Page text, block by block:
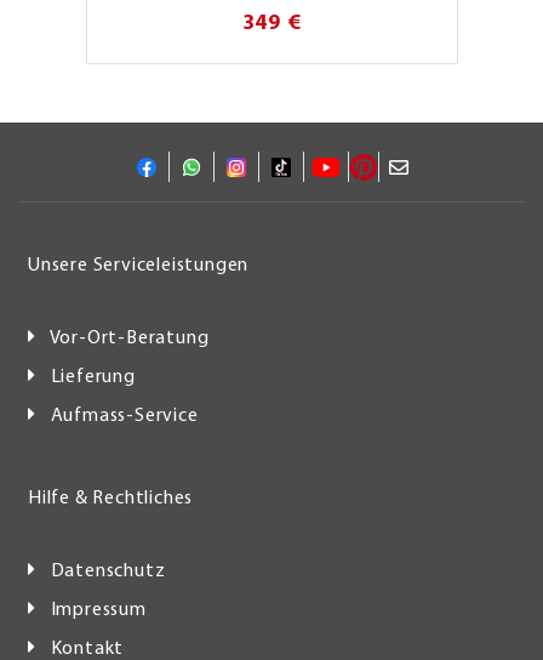
349 €
Unsere Serviceleistungen
Vor-Ort-Beratung
Lieferung
Aufmass-Service
Hilfe & Rechtliches
Datenschutz
Impressum
Kontakt